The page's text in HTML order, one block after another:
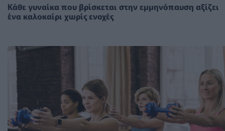
Κάθε γυναίκα που βρίσκεται στην εμμηνόπαυση αξίζει
ένα καλοκαίρι χωρίς ενοχές